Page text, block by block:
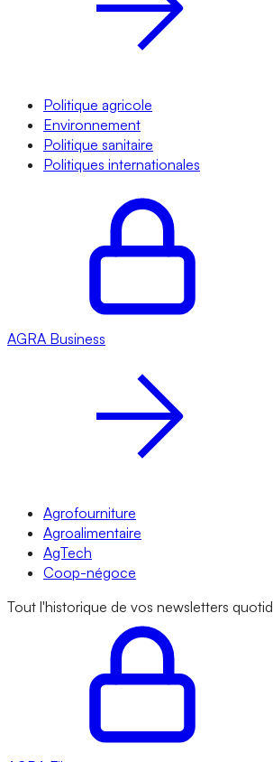
Politique agricole
Environnement
Politique sanitaire
Politiques internationales
AGRA Business
Agrofourniture
Agroalimentaire
AgTech
Coop-négoce
Tout l'historique de vos newsletters